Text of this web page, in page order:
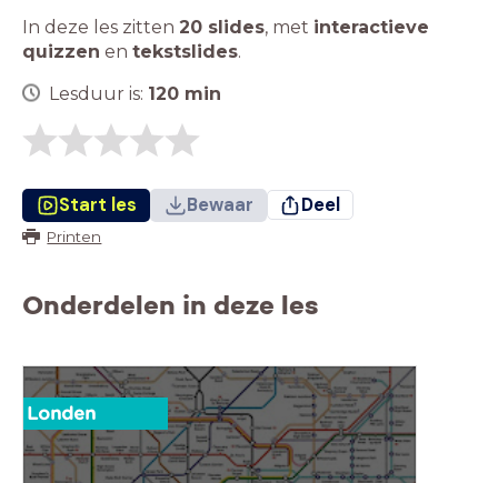
In deze les zitten 20 slides, met interactieve
quizzen en tekstslides.
Lesduur is: 120 min
Start les Bewaar Deel
Printen
Onderdelen in deze les
Londen